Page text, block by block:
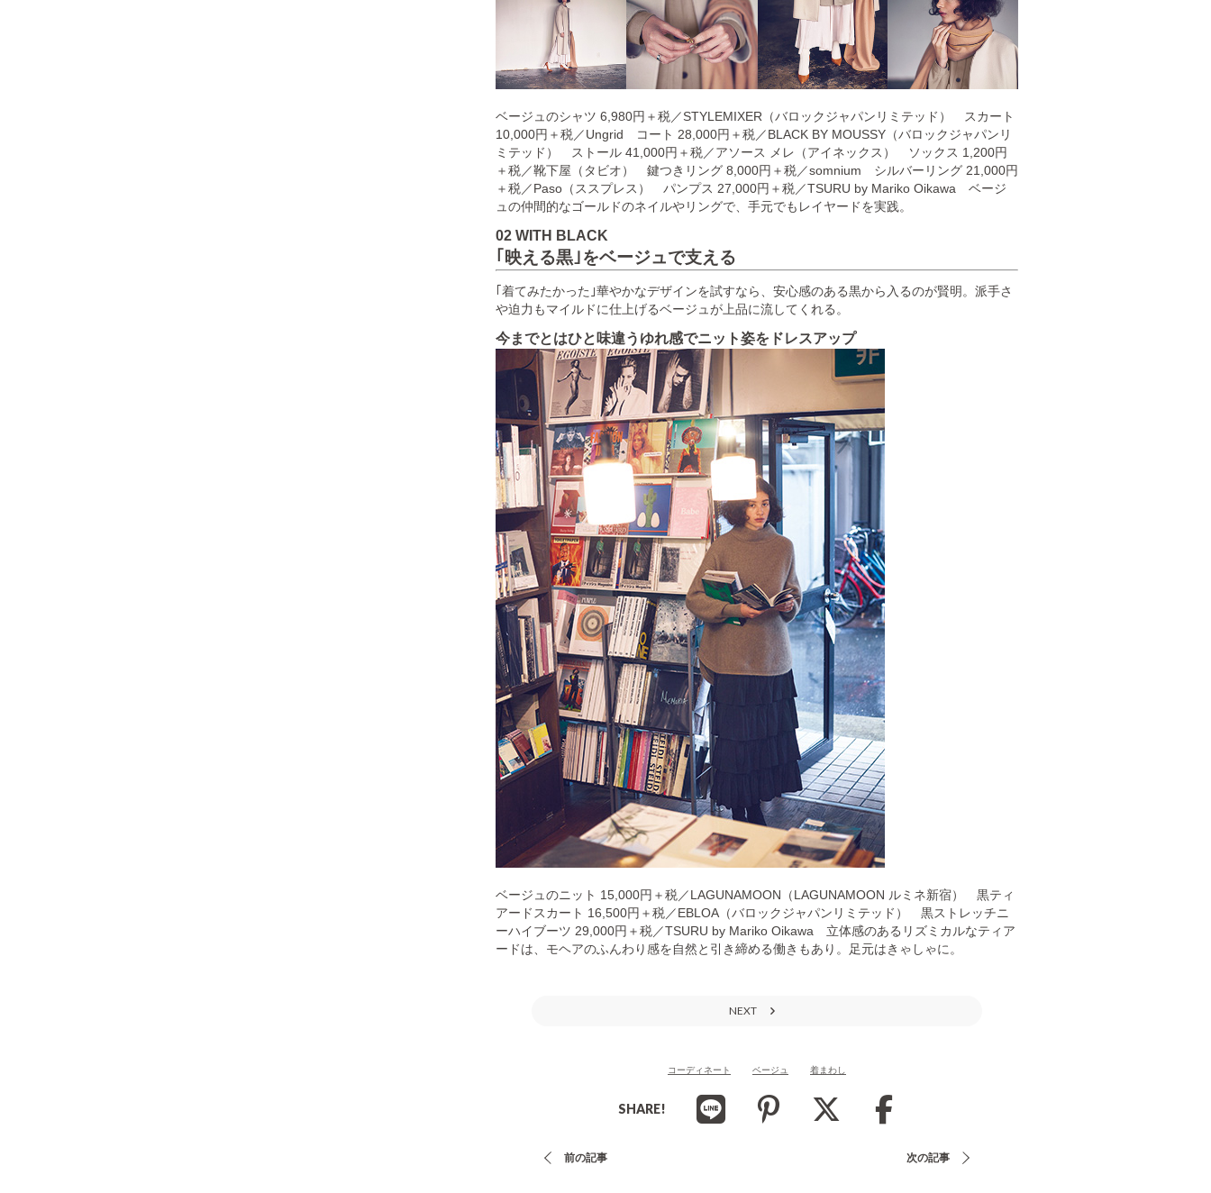
ベージュのシャツ 6,980円＋税／STYLEMIXER（バロックジャパンリミテッド） スカート
10,000円＋税／Ungrid コート 28,000円＋税／BLACK BY MOUSSY（バロックジャパンリ
ミテッド） ストール 41,000円＋税／アソース メレ（アイネックス） ソックス 1,200円
＋税／靴下屋（タビオ） 鍵つきリング 8,000円＋税／somnium シルバーリング 21,000円
＋税／Paso（ススプレス） パンプス 27,000円＋税／TSURU by Mariko Oikawa ベージ
ュの仲間的なゴールドのネイルやリングで、手元でもレイヤードを実践。
02 WITH BLACK
｢映える黒｣をベージュで支える
｢着てみたかった｣華やかなデザインを試すなら、安心感のある黒から入るのが賢明。派手さ
や迫力もマイルドに仕上げるベージュが上品に流してくれる。
今までとはひと味違うゆれ感でニット姿をドレスアップ
ベージュのニット 15,000円＋税／LAGUNAMOON（LAGUNAMOON ルミネ新宿） 黒ティ
アードスカート 16,500円＋税／EBLOA（バロックジャパンリミテッド） 黒ストレッチニ
ーハイブーツ 29,000円＋税／TSURU by Mariko Oikawa 立体感のあるリズミカルなティア
ードは、モヘアのふんわり感を自然と引き締める働きもあり。足元はきゃしゃに。
NEXT
コーディネート ベージュ 着まわし
SHARE!
投
前の記事 次の記事